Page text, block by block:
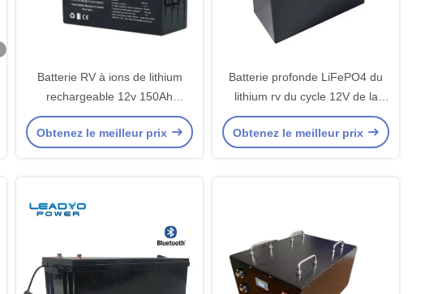
Batterie RV à ions de lithium
rechargeable 12v 150Ah
LiFePO4
Obtenez le meilleur prix
Batterie profonde LiFePO4 du
lithium rv du cycle 12V de la
taille 24 de groupe pour la
puissance de grille
Obtenez le meilleur prix